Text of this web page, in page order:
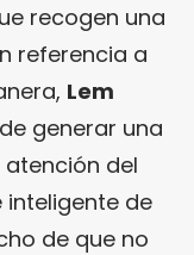
recogen una
referencia a
Lem
generar una
del
inteligente de
de que no